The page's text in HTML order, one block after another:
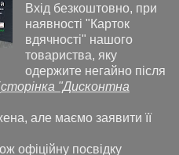
Вхід безкоштовно, при
наявності "Карток
вдячності" нашого
товариства, яку
одержите негайно після
сторінка "Дисконтна
але маємо заявити її
офіційну посвідку